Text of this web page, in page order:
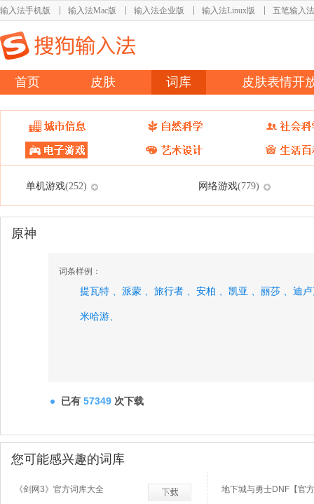
输入法手机版 输入法Mac版 输入法企业版 输入法Linux版 五笔输入法
首页 皮肤 词库 皮肤表情开
单机游戏(252) 网络游戏(779)
原神
词条样例：
提瓦特 、 派蒙 、 旅行者 、 安柏 、 凯亚 、 丽莎 、 迪
米哈游、
已有 57349 次下载
您可能感兴趣的词库
《剑网3》官方词库大全 地下城与勇士DNF【官